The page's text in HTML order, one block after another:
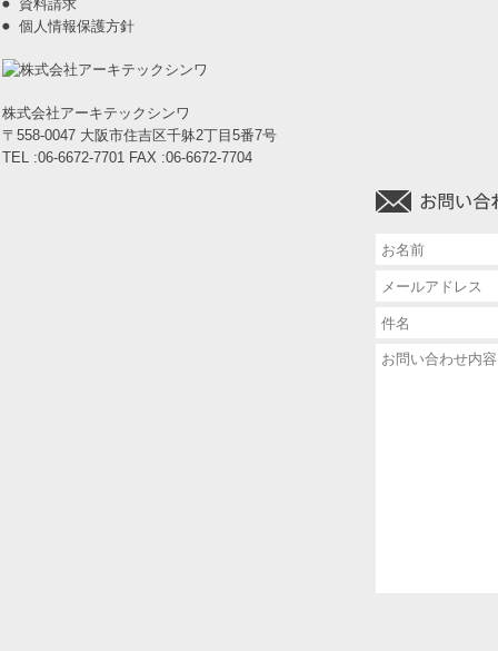
資料請求
個人情報保護方針
株式会社アーキテックシンワ
〒558-0047 大阪市住吉区千躰2丁目5番7号
TEL :06-6672-7701 FAX :06-6672-7704